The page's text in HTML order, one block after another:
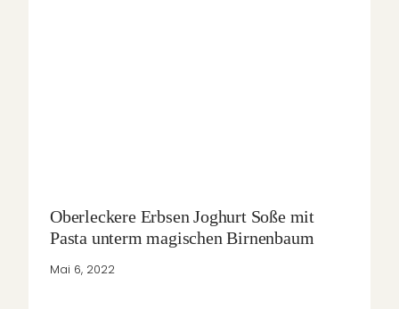
Oberleckere Erbsen Joghurt Soße mit
Pasta unterm magischen Birnenbaum
Mai 6, 2022